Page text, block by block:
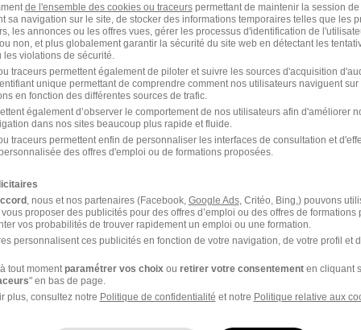
- 35 Fonctionnaire
jours
Social·e - Aedfg - Conseil
départementaux
- 35 Fonctionnaire
jours
de l'ensemble des cookies ou traceurspermettant de maintenir la session
sa navigation sur le site, de stocker des informations temporaires telles que les
les annonces ou les offres vues, gérer les processus d'identification de
non, et plus globalement garantir la sécurité du site web en détectant les
violations de sécurité.
traceurs permettent également de piloter et suivre les sources d'acquisition
unique permettant de comprendre comment nos utilisateurs naviguent sur
en fonction des différentes sources de trafic.
également d’observer le comportement de nos utilisateurs afin d'améliorer
dans nos sites beaucoup plus rapide et fluide.
traceurs permettent enfin de personnaliser les interfaces de consultation et
des offres d'emploi ou de formations proposées.
, nous et nos partenaires (Facebook, Google Ads, Critéo, Bing,) pouvons
proposer des publicités pour des offres d’emploi ou des offres de formations
vos probabilités de trouver rapidement un emploi ou une formation.
personnalisent ces publicités en fonction de votre navigation, de votre profil et
tout moment paramétrer vos choix ou retirer votre consentementen cliquant
" en bas de page.
plus, consultez notre Politique de confidentialité et notre Politique relative aux